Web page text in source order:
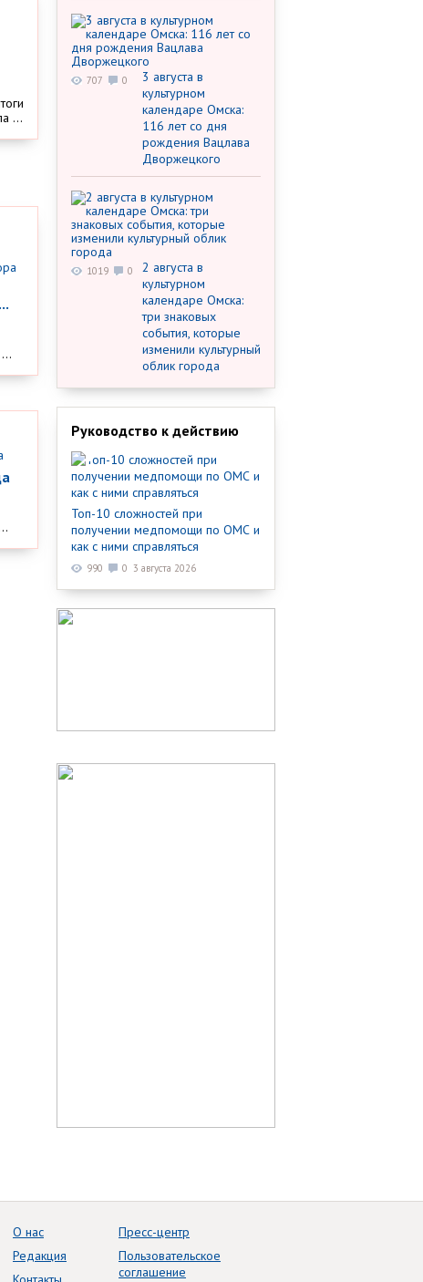
...
3 августа в
культурном
календаре Омска:
116 лет со дня
рождения Вацлава
Дворжецкого
707 0
2 августа в
культурном
календаре Омска:
три знаковых
события, которые
изменили культурный
облик города
1019 0
Руководство к действию
Топ-10 сложностей при
получении медпомощи по ОМС и
как с ними справляться
990 0 3 августа 2026
О нас
Редакция
Пресс-центр
Пользовательское
соглашение